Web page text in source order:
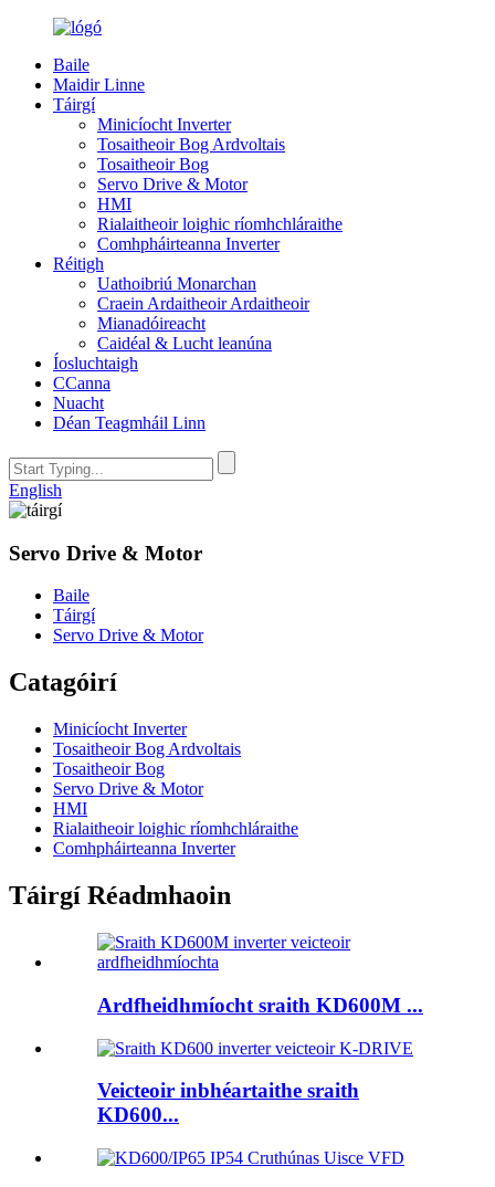
Baile
Maidir Linne
Táirgí
Minicíocht Inverter
Tosaitheoir Bog Ardvoltais
Tosaitheoir Bog
Servo Drive & Motor
HMI
Rialaitheoir loighic ríomhchláraithe
Comhpháirteanna Inverter
Réitigh
Uathoibriú Monarchan
Craein Ardaitheoir Ardaitheoir
Mianadóireacht
Caidéal & Lucht leanúna
Íosluchtaigh
CCanna
Nuacht
Déan Teagmháil Linn
English
Servo Drive & Motor
Baile
Táirgí
Servo Drive & Motor
Catagóirí
Minicíocht Inverter
Tosaitheoir Bog Ardvoltais
Tosaitheoir Bog
Servo Drive & Motor
HMI
Rialaitheoir loighic ríomhchláraithe
Comhpháirteanna Inverter
Táirgí Réadmhaoin
Ardfheidhmíocht sraith KD600M ...
Veicteoir inbhéartaithe sraith
KD600...